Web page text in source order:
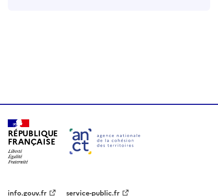
RÉPUBLIQUE
FRANÇAISE
info.gouv.fr service-public.fr